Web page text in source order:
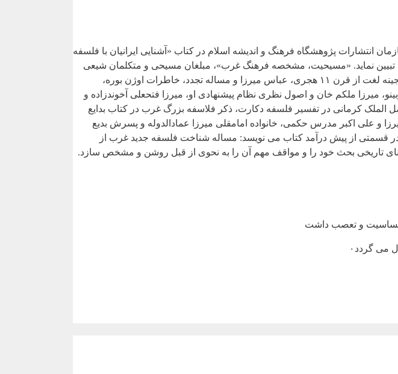
انتشارات پژوهشگاه فرهنگ و اندیشه اسلام در کتاب «آشنایی ایرانیان با فلسفه
تبیین نماید. «مسیحیت، مشخصه فرهنگ غرب»، مبلغان مسیحی و متکلمان شیعی
در عصر جدید، فلسفه در ایران دوره صفوی به روایت شاردن، جهان گرد فرانسوی قرن هفدهم میلادی، گنجینه لغت از قرن ۱۱ هجری، عباس میرزا و مساله تجدد، خاطرات اوژن بوره،
میرزا ملکم خان و اصول نظری نظام پیشنهادی او، میرزا فتحعلی آخوندزاده و
کرمانی در تفسیر فلسفه دکارت، ذکر فلاسفه بزرگ غرب در کتاب بدایع
و علی اکبر مدرس حکمی، خانواده امامقلی میرزا عمادالدوله و پسرش بدیع
قسمتی از پیش درآمد کتاب می نویسد: مساله شناخت فلسفه جدید غرب از
تاریخی بحث خود را و مواقف مهم آن را به نحوی از قبل روشن و مشخص سازد.
حساسیت و تعصب داشت
می گردد۰